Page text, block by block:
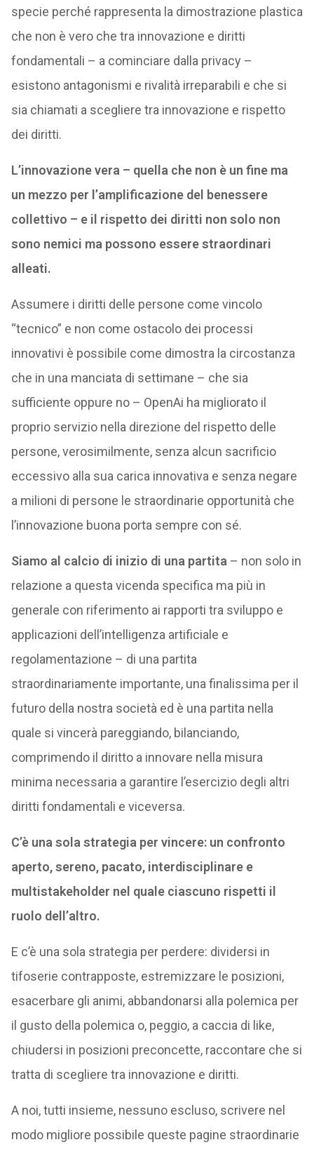
specie perché rappresenta la dimostrazione plastica
che non è vero che tra innovazione e diritti
fondamentali – a cominciare dalla privacy –
esistono antagonismi e rivalità irreparabili e che si
sia chiamati a scegliere tra innovazione e rispetto
dei diritti.
L’innovazione vera – quella che non è un fine ma
un mezzo per l’amplificazione del benessere
collettivo – e il rispetto dei diritti non solo non
sono nemici ma possono essere straordinari
alleati.
Assumere i diritti delle persone come vincolo
“tecnico” e non come ostacolo dei processi
innovativi è possibile come dimostra la circostanza
che in una manciata di settimane – che sia
sufficiente oppure no – OpenAi ha migliorato il
proprio servizio nella direzione del rispetto delle
persone, verosimilmente, senza alcun sacrificio
eccessivo alla sua carica innovativa e senza negare
a milioni di persone le straordinarie opportunità che
l’innovazione buona porta sempre con sé.
Siamo al calcio di inizio di una partita – non solo in
relazione a questa vicenda specifica ma più in
generale con riferimento ai rapporti tra sviluppo e
applicazioni dell’intelligenza artificiale e
regolamentazione – di una partita
straordinariamente importante, una finalissima per il
futuro della nostra società ed è una partita nella
quale si vincerà pareggiando, bilanciando,
comprimendo il diritto a innovare nella misura
minima necessaria a garantire l’esercizio degli altri
diritti fondamentali e viceversa.
C’è una sola strategia per vincere: un confronto
aperto, sereno, pacato, interdisciplinare e
multistakeholder nel quale ciascuno rispetti il
ruolo dell’altro.
E c’è una sola strategia per perdere: dividersi in
tifoserie contrapposte, estremizzare le posizioni,
esacerbare gli animi, abbandonarsi alla polemica per
il gusto della polemica o, peggio, a caccia di like,
chiudersi in posizioni preconcette, raccontare che si
tratta di scegliere tra innovazione e diritti.
A noi, tutti insieme, nessuno escluso, scrivere nel
modo migliore possibile queste pagine straordinarie